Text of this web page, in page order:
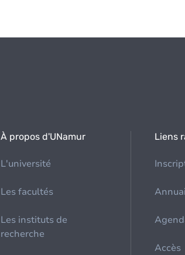
À propos d'UNamur
L'université
Les facultés
Les instituts de
recherche
Liens
Accès